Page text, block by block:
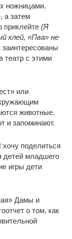
ножницами.
а затем
приклейте (Я
клей, «Пва» не
театр с этими
или
животные.
и запоминают.
поделиться
детей младшего
игры дети
Дамы и
о том, как